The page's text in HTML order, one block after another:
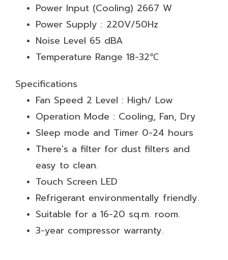
Power Input (Cooling) 2667 W
Power Supply : 220V/50Hz
Noise Level 65 dBA
Temperature Range 18-32℃
Specifications
Fan Speed 2 Level : High/ Low
Operation Mode : Cooling, Fan, Dry
Sleep mode and Timer 0-24 hours
There's a filter for dust filters and
easy to clean.
Touch Screen LED
Refrigerant environmentally friendly.
Suitable for a 16-20 sq.m. room.
3-year compressor warranty.